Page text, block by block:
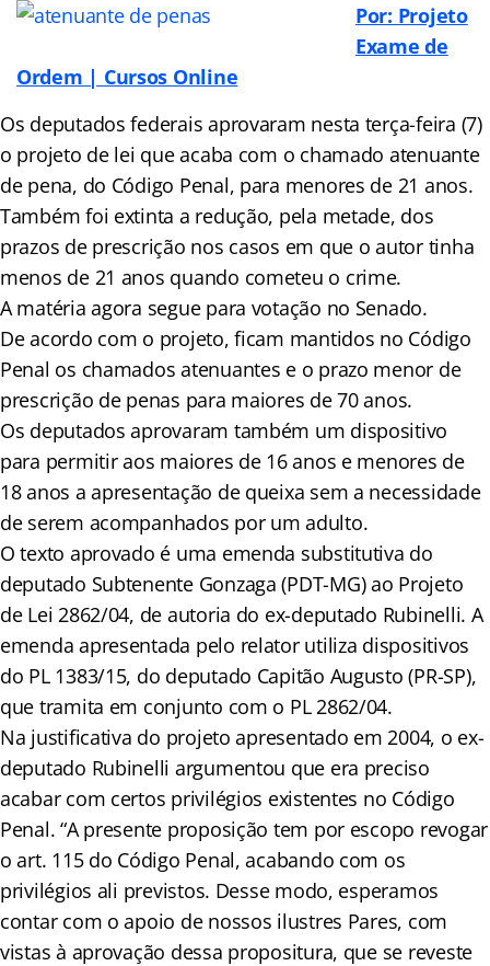
Por: Projeto
Exame de
Ordem | Cursos Online
Os deputados federais aprovaram nesta terça-feira (7)
o projeto de lei que acaba com o chamado atenuante
de pena, do Código Penal, para menores de 21 anos.
Também foi extinta a redução, pela metade, dos
prazos de prescrição nos casos em que o autor tinha
menos de 21 anos quando cometeu o crime.
A matéria agora segue para votação no Senado.
De acordo com o projeto, ficam mantidos no Código
Penal os chamados atenuantes e o prazo menor de
prescrição de penas para maiores de 70 anos.
Os deputados aprovaram também um dispositivo
para permitir aos maiores de 16 anos e menores de
18 anos a apresentação de queixa sem a necessidade
de serem acompanhados por um adulto.
O texto aprovado é uma emenda substitutiva do
deputado Subtenente Gonzaga (PDT-MG) ao Projeto
de Lei 2862/04, de autoria do ex-deputado Rubinelli. A
emenda apresentada pelo relator utiliza dispositivos
do PL 1383/15, do deputado Capitão Augusto (PR-SP),
que tramita em conjunto com o PL 2862/04.
Na justificativa do projeto apresentado em 2004, o ex-
deputado Rubinelli argumentou que era preciso
acabar com certos privilégios existentes no Código
Penal. “A presente proposição tem por escopo revogar
o art. 115 do Código Penal, acabando com os
privilégios ali previstos. Desse modo, esperamos
contar com o apoio de nossos ilustres Pares, com
vistas à aprovação dessa propositura, que se reveste